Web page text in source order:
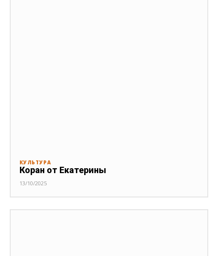
КУЛЬТУРА
Коран от Екатерины
13/10/2025